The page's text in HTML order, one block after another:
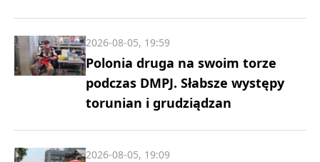
Polonia druga na swoim torze
podczas DMPJ. Słabsze występy
torunian i grudziądzan
2026-08-05, 19:59
2026-08-05, 19:09